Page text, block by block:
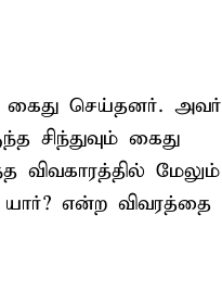
கைது செய்தனர். அவர்
சிந்துவும் கைது
விவகாரத்தில் மேலும்
யார்? என்ற விவரத்தை